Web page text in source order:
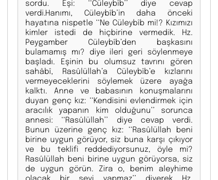
sordu. Eşi: ‘‘Cüleybîb’’ diye cevap
verdi.Hanımı, Cüleybîb’in daha önceki
hayatına nispetle ‘‘Ne Cüleybîb mi!? Kızımızı
kimler istedi de hiçbirine vermedik. Hz.
Peygamber Cüleybîb’den başkasını
bulamamış mı? diye ileri geri söylenmeye
başladı. Eşinin bu olumsuz tavrını gören
sahâbî, Rasûlüllah’a Cüleybîb’e kızlarını
vermeyeceklerini söylemek üzere ayağa
kalktı. Anne ve babasının konuşmalarını
duyan genç kız: ‘‘Kendisini evlendirmek için
aracılık yapanın kim olduğunu’’ sorunca
annesi: ‘‘Rasûlüllah’’ diye cevap verdi.
Bunun üzerine genç kız: ‘‘Rasûlüllah beni
birine uygun görüyor, siz buna karşı çıkıyor
ve bu teklifi reddediyorsunuz, öyle mi?
Rasûlüllah beni birine uygun görüyorsa, siz
de uygun görün. Zira o, benim aleyhime
olacak bir şeyi yapmaz’’ diyerek Hz.